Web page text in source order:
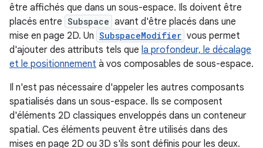
être affichés que dans un sous-espace. Ils doivent être
placés entre Subspace avant d'être placés dans une
mise en page 2D. Un SubspaceModifier vous permet
d'ajouter des attributs tels que la profondeur, le décalage
et le positionnement à vos composables de sous-espace.
Il n'est pas nécessaire d'appeler les autres composants
spatialisés dans un sous-espace. Ils se composent
d'éléments 2D classiques enveloppés dans un conteneur
spatial. Ces éléments peuvent être utilisés dans des
mises en page 2D ou 3D s'ils sont définis pour les deux.